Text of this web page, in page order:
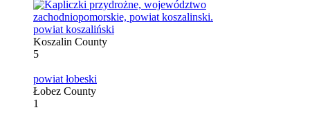
powiat koszaliński
Koszalin County
5
powiat łobeski
Łobez County
1